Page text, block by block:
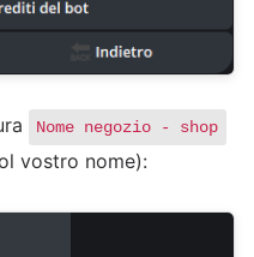
Nome negozio - shop
vostro nome):